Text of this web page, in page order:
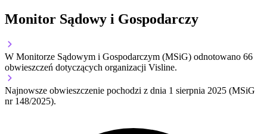
Monitor Sądowy i Gospodarczy
W Monitorze Sądowym i Gospodarczym (MSiG) odnotowano 66
obwieszczeń dotyczących organizacji Visline.
Najnowsze obwieszczenie pochodzi z dnia 1 sierpnia 2025 (MSiG
nr 148/2025).